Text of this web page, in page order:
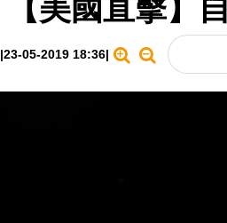
【美國直擊】
|23-05-2019 18:36|